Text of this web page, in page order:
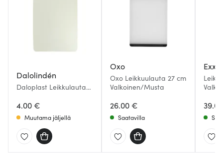
Dalolindén
Daloplast Leikkulauta
4.00 €
Muutama jäljellä
Oxo
Oxo Leikkuulauta 27 cm
Valkoinen/Musta
26.00 €
Saatavilla